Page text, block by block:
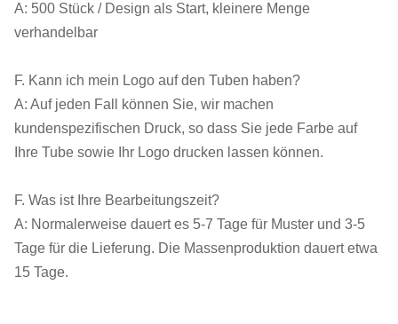
A: 500 Stück / Design als Start, kleinere Menge
verhandelbar
F. Kann ich mein Logo auf den Tuben haben?
A: Auf jeden Fall können Sie, wir machen
kundenspezifischen Druck, so dass Sie jede Farbe auf
Ihre Tube sowie Ihr Logo drucken lassen können.
F. Was ist Ihre Bearbeitungszeit?
A: Normalerweise dauert es 5-7 Tage für Muster und 3-5
Tage für die Lieferung. Die Massenproduktion dauert etwa
15 Tage.